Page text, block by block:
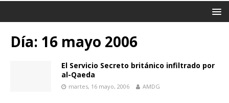
Día: 16 mayo 2006
El Servicio Secreto británico infiltrado por
al-Qaeda
martes, 16 mayo, 2006 AMDG